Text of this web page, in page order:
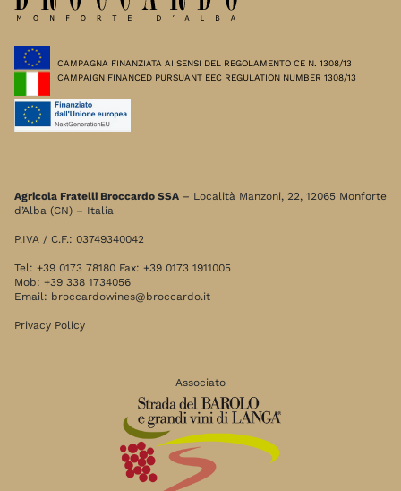
CAMPAGNA FINANZIATA AI SENSI DEL REGOLAMENTO CE N. 1308/13
CAMPAIGN FINANCED PURSUANT EEC REGULATION NUMBER 1308/13
Agricola Fratelli Broccardo SSA – Località Manzoni, 22, 12065 Monforte
d’Alba (CN) – Italia
P.IVA / C.F.: 03749340042
Tel: +39 0173 78180 Fax: +39 0173 1911005
Mob: +39 338 1734056
Email: broccardowines@broccardo.it
Privacy Policy
Associato